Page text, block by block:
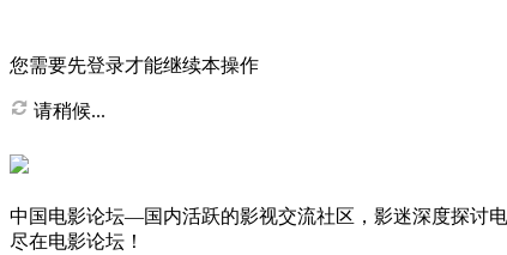
您需要先登录才能继续本操作
请稍候...
中国电影论坛—国内活跃的影视交流社区，影迷深度探讨
尽在电影论坛！